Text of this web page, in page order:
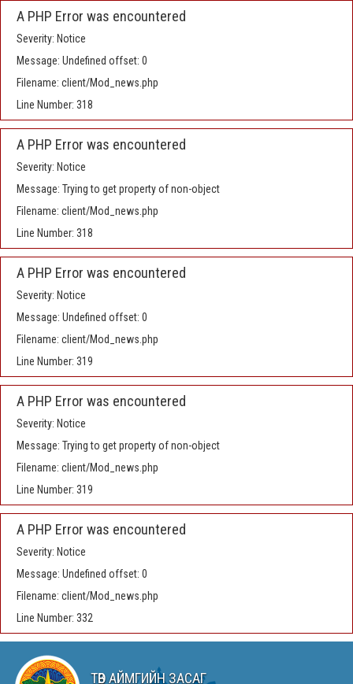
A PHP Error was encountered
Severity: Notice
Message: Undefined offset: 0
Filename: client/Mod_news.php
Line Number: 318
A PHP Error was encountered
Severity: Notice
Message: Trying to get property of non-object
Filename: client/Mod_news.php
Line Number: 318
A PHP Error was encountered
Severity: Notice
Message: Undefined offset: 0
Filename: client/Mod_news.php
Line Number: 319
A PHP Error was encountered
Severity: Notice
Message: Trying to get property of non-object
Filename: client/Mod_news.php
Line Number: 319
A PHP Error was encountered
Severity: Notice
Message: Undefined offset: 0
Filename: client/Mod_news.php
Line Number: 332
ТӨВ АЙМГИЙН ЗАСАГ